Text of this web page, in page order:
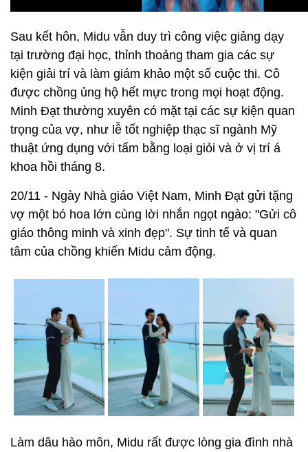
Sau kết hôn, Midu vẫn duy trì công việc giảng dạy
tại trường đại học, thỉnh thoảng tham gia các sự
kiện giải trí và làm giám khảo một số cuộc thi. Cô
được chồng ủng hộ hết mực trong mọi hoạt động.
Minh Đạt thường xuyên có mặt tại các sự kiện quan
trọng của vợ, như lễ tốt nghiệp thạc sĩ ngành Mỹ
thuật ứng dụng với tấm bằng loại giỏi và ở vị trí á
khoa hồi tháng 8.
20/11 - Ngày Nhà giáo Việt Nam, Minh Đạt gửi tặng
vợ một bó hoa lớn cùng lời nhắn ngọt ngào: "Gửi cô
giáo thông minh và xinh đẹp". Sự tinh tế và quan
tâm của chồng khiến Midu cảm động.
Làm dâu hào môn, Midu rất được lòng gia đình nhà